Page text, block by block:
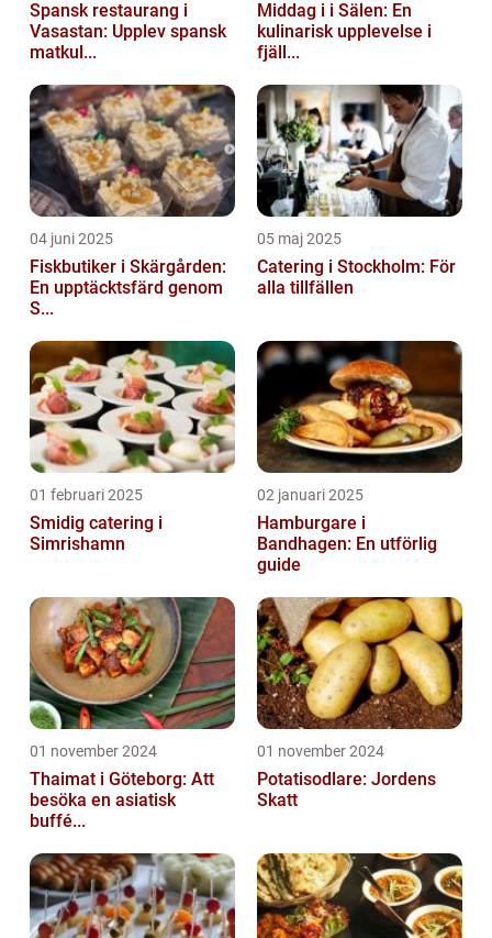
Spansk restaurang i
Vasastan: Upplev spansk
matkul...
Middag i i Sälen: En
kulinarisk upplevelse i
fjäll...
04 juni 2025
Fiskbutiker i Skärgården:
En upptäcktsfärd genom
S...
05 maj 2025
Catering i Stockholm: För
alla tillfällen
01 februari 2025
Smidig catering i
Simrishamn
02 januari 2025
Hamburgare i
Bandhagen: En utförlig
guide
01 november 2024
Thaimat i Göteborg: Att
besöka en asiatisk
buffé...
01 november 2024
Potatisodlare: Jordens
Skatt